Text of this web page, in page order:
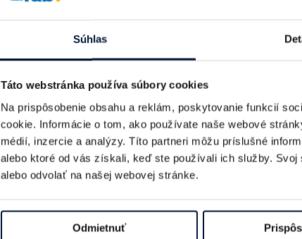
Súhlas
Táto webstránka používa súbory cookies
Na prispôsobenie obsahu a reklám, poskytovanie funkcií
cookie. Informácie o tom, ako používate naše webové
médií, inzercie a analýzy. Títo partneri môžu príslušné
alebo ktoré od vás získali, keď ste používali ich služby. Svoj
alebo odvolať na našej webovej stránke.
Odmietnuť
5.
N
Vysvetlivky:
*Vysvetlivky k zmene
3 mieste. V novembri